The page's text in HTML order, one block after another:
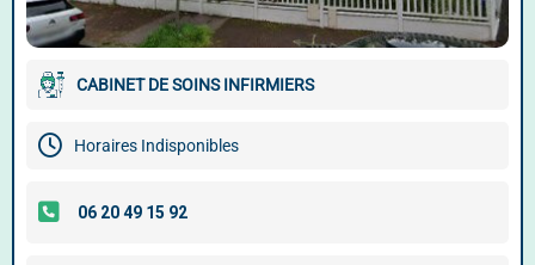
CABINET DE SOINS INFIRMIERS
Horaires Indisponibles